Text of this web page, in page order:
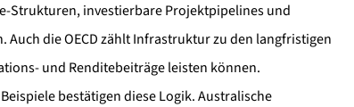
Strukturen, investierbare Projektpipelines und
die OECD zählt Infrastruktur zu den langfristigen
und Renditebeiträge leisten können.
bestätigen diese Logik. Australische